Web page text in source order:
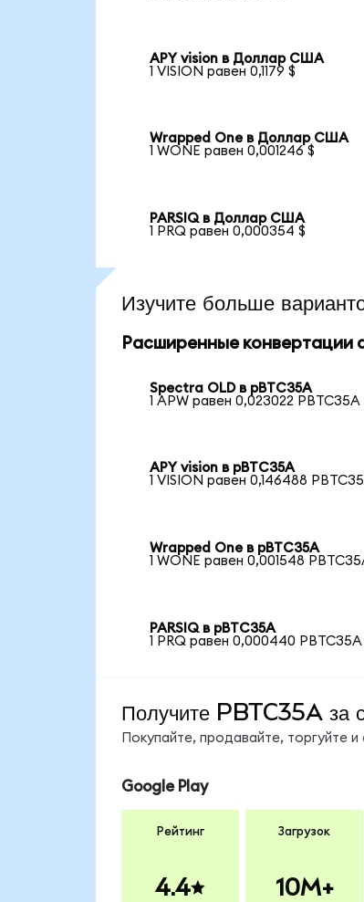
APY vision в Доллар США
1 VISION равен 0,1179 $
Wrapped One в Доллар США
1 WONE равен 0,001246 $
PARSIQ в Доллар США
1 PRQ равен 0,000354 $
Изучите больше
Расширенные конвертации
Spectra OLD в pBTC35A
1 APW равен 0,023022 PBTC35A
APY vision в pBTC35A
1 VISION равен 0,146488
Wrapped One в pBTC35A
1 WONE равен 0,001548
PARSIQ в pBTC35A
1 PRQ равен 0,000440 PBTC35A
Получите PBTC35A за
Покупайте, продавайте, торгуйте
Google Play
Рейтинг
4.4
Загрузок
10M+